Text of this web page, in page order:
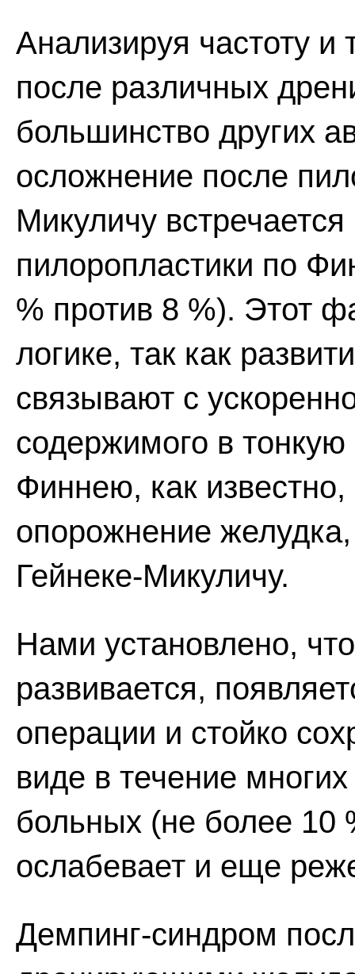
Анализируя частоту
после различных
большинство других
осложнение после
Микуличу
пилоропластики по
% против 8 %). Этот
логике, так как
связывают с
содержимого в
Финнею, как
опорожнение
Гейнеке-Микуличу.
Нами установлено,
развивается,
операции и стойко
виде в течение
больных (не более 10
ослабевает и еще
Демпинг-синдром